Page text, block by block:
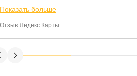
спидометре всегда был 0, при этом
постоянно были на связи и в итоге
Считаю, что это говорит о
Показать больше
Отзыв Яндекс.Карты